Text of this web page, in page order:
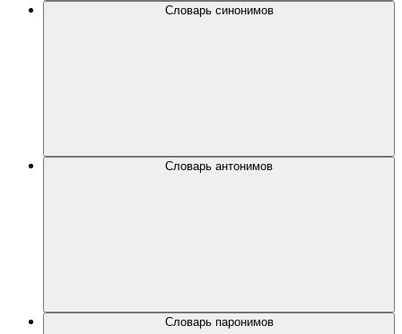
Словарь синонимов
Словарь антонимов
Словарь паронимов